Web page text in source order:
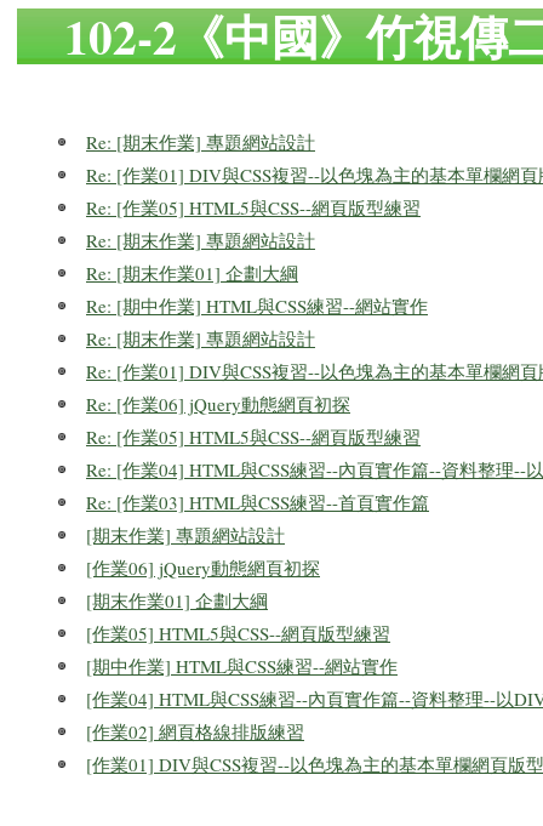
102-2《中國》竹視傳
Re: [期末作業] 專題網站設計
Re: [作業01] DIV與CSS複習--以色塊為主的基本單欄網
Re: [作業05] HTML5與CSS--網頁版型練習
Re: [期末作業] 專題網站設計
Re: [期末作業01] 企劃大綱
Re: [期中作業] HTML與CSS練習--網站實作
Re: [期末作業] 專題網站設計
Re: [作業01] DIV與CSS複習--以色塊為主的基本單欄網
Re: [作業06] jQuery動態網頁初探
Re: [作業05] HTML5與CSS--網頁版型練習
Re: [作業04] HTML與CSS練習--內頁實作篇--資料整理--
Re: [作業03] HTML與CSS練習--首頁實作篇
[期末作業] 專題網站設計
[作業06] jQuery動態網頁初探
[期末作業01] 企劃大綱
[作業05] HTML5與CSS--網頁版型練習
[期中作業] HTML與CSS練習--網站實作
[作業04] HTML與CSS練習--內頁實作篇--資料整理--以
[作業02] 網頁格線排版練習
[作業01] DIV與CSS複習--以色塊為主的基本單欄網頁版型